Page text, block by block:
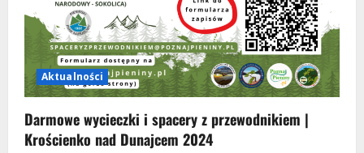
5
Aktualności
Warunki w górach | Słowacja
Opublikowano w 3 lata temu
Aktualności
Darmowe wycieczki i spacery z przewodnikiem |
Krościenko nad Dunajcem 2024